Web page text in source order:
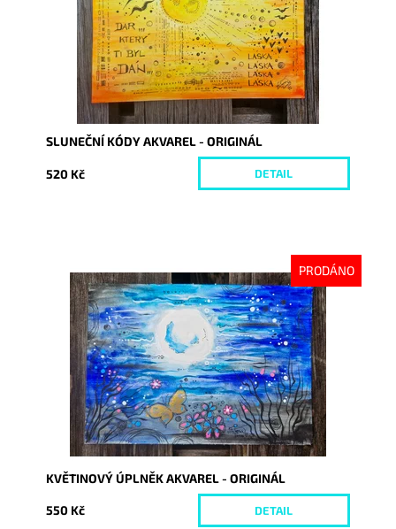
SLUNEČNÍ KÓDY AKVAREL - ORIGINÁL
520 Kč DETAIL
PRODÁNO
Dostupnost:
Vyprodáno
10227
KVĚTINOVÝ ÚPLNĚK AKVAREL - ORIGINÁL
550 Kč DETAIL